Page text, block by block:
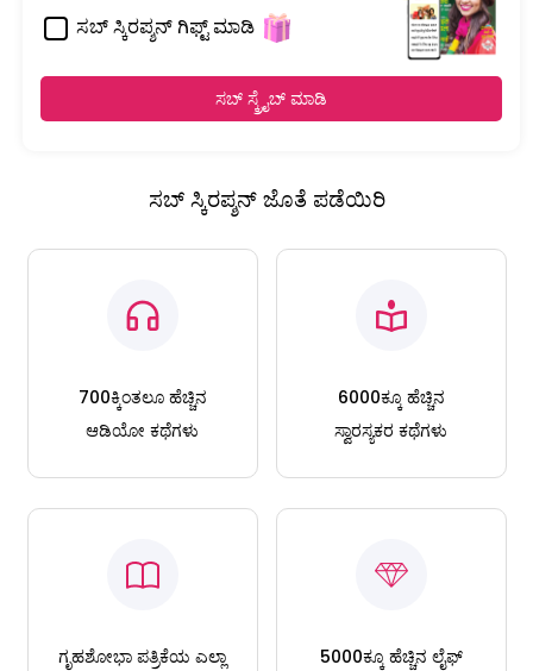
ಸಬ್ ಸ್ಕಿರಪ್ಶನ್ ಗಿಫ್ಟ್ ಮಾಡಿ
ಸಬ್ ಸ್ಕ್ರೈಬ್ ಮಾಡಿ
ಸಬ್ ಸ್ಕಿರಪ್ಶನ್ ಜೊತೆ ಪಡೆಯಿರಿ
700ಕ್ಕಿಂತಲೂ ಹೆಚ್ಚಿನ
ಆಡಿಯೋ ಕಥೆಗಳು
6000ಕ್ಕೂ ಹೆಚ್ಚಿನ
ಸ್ವಾರಸ್ಯಕರ ಕಥೆಗಳು
ಗೃಹಶೋಭಾ ಪತ್ರಿಕೆಯ ಎಲ್ಲಾ
5000ಕ್ಕೂ ಹೆಚ್ಚಿನ ಲೈಫ್